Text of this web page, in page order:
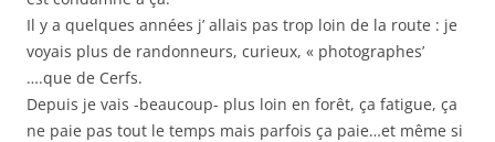
Il y a quelques années j’ allais pas trop loin de la route : je
voyais plus de randonneurs, curieux, « photographes’
….que de Cerfs.
Depuis je vais -beaucoup- plus loin en forêt, ça fatigue, ça
ne paie pas tout le temps mais parfois ça paie…et même si